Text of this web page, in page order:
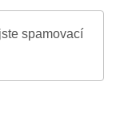
spamovací